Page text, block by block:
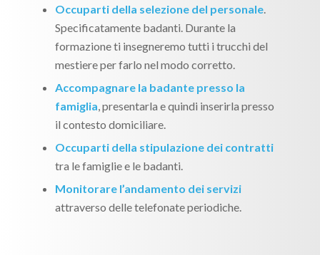
Occuparti della selezione del personale.
Specificatamente badanti. Durante la
formazione ti insegneremo tutti i trucchi del
mestiere per farlo nel modo corretto.
Accompagnare la badante presso la
famiglia, presentarla e quindi inserirla presso
il contesto domiciliare.
Occuparti della stipulazione dei contratti
tra le famiglie e le badanti.
Monitorare l’andamento dei servizi
attraverso delle telefonate periodiche.